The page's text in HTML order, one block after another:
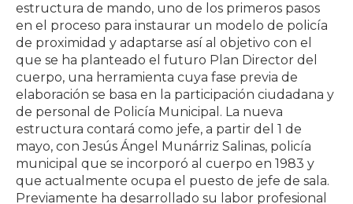
estructura de mando, uno de los primeros pasos
en el proceso para instaurar un modelo de policía
de proximidad y adaptarse así al objetivo con el
que se ha planteado el futuro Plan Director del
cuerpo, una herramienta cuya fase previa de
elaboración se basa en la participación ciudadana y
de personal de Policía Municipal. La nueva
estructura contará como jefe, a partir del 1 de
mayo, con Jesús Ángel Munárriz Salinas, policía
municipal que se incorporó al cuerpo en 1983 y
que actualmente ocupa el puesto de jefe de sala.
Previamente ha desarrollado su labor profesional